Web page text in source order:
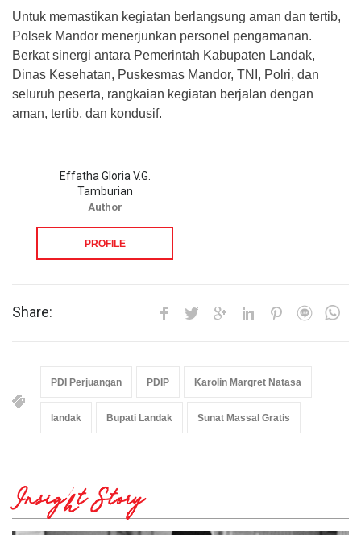
Untuk memastikan kegiatan berlangsung aman dan tertib,
Polsek Mandor menerjunkan personel pengamanan.
Berkat sinergi antara Pemerintah Kabupaten Landak,
Dinas Kesehatan, Puskesmas Mandor, TNI, Polri, dan
seluruh peserta, rangkaian kegiatan berjalan dengan
aman, tertib, dan kondusif.
Effatha Gloria V.G.
Tamburian
Author
PROFILE
Share:
PDI Perjuangan PDIP Karolin Margret Natasa
landak Bupati Landak Sunat Massal Gratis
Insight Story